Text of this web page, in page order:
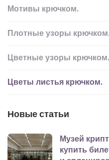
Мотивы крючком.
Плотные узоры
Цветные узоры крючком.
Цветы листья крючком.
Новые статьи
Музей
купить